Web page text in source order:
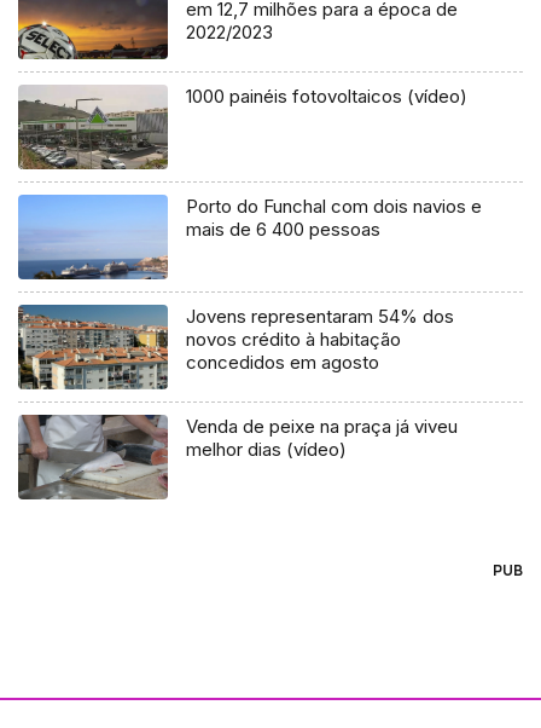
em 12,7 milhões para a época de
2022/2023
1000 painéis fotovoltaicos (vídeo)
Porto do Funchal com dois navios e
mais de 6 400 pessoas
Jovens representaram 54% dos
novos crédito à habitação
concedidos em agosto
Venda de peixe na praça já viveu
melhor dias (vídeo)
PUB